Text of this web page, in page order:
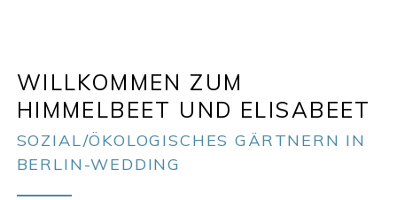
WILLKOMMEN ZUM
HIMMELBEET UND ELISABEET
SOZIAL/ÖKOLOGISCHES GÄRTNERN IN
BERLIN-WEDDING